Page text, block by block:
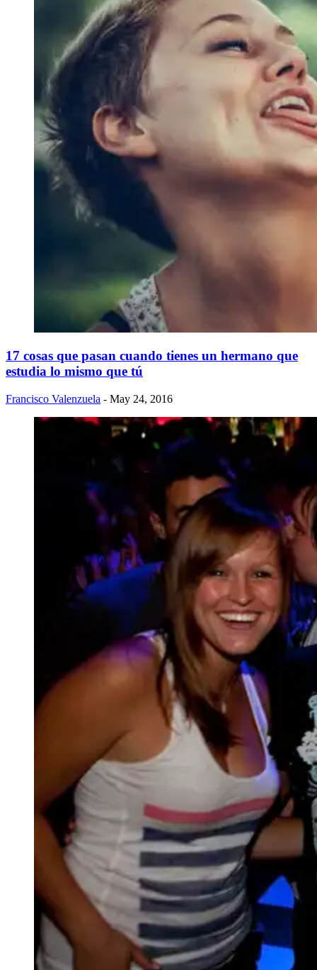
17 cosas que pasan cuando tienes un hermano que
estudia lo mismo que tú
Francisco Valenzuela - May 24, 2016